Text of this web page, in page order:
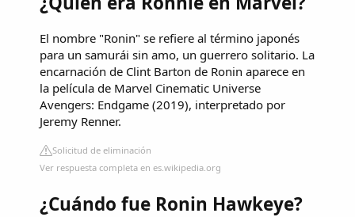
El nombre "Ronin" se refiere al término japonés
para un samurái sin amo, un guerrero solitario. La
encarnación de Clint Barton de Ronin aparece en
la película de Marvel Cinematic Universe
Avengers: Endgame (2019), interpretado por
Jeremy Renner.
Solicitud de eliminación
Ver respuesta completa en es.wikipedia.org
¿Cuándo fue Ronin Hawkeye?